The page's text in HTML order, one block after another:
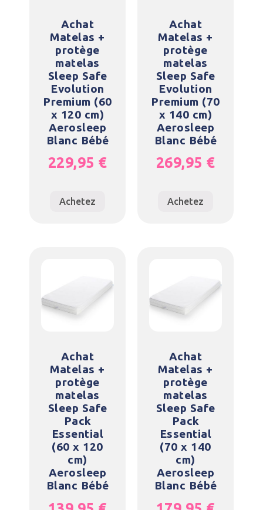
Achat
Matelas +
protège
matelas
Sleep Safe
Evolution
Premium (60
x 120 cm)
Aerosleep
Blanc Bébé
229,95 €
Achetez
Achat
Matelas +
protège
matelas
Sleep Safe
Evolution
Premium (70
x 140 cm)
Aerosleep
Blanc Bébé
269,95 €
Achetez
Achat
Matelas +
protège
matelas
Sleep Safe
Pack
Essential
(60 x 120
cm)
Aerosleep
Blanc Bébé
Achat
Matelas +
protège
matelas
Sleep Safe
Pack
Essential
(70 x 140
cm)
Aerosleep
Blanc Bébé